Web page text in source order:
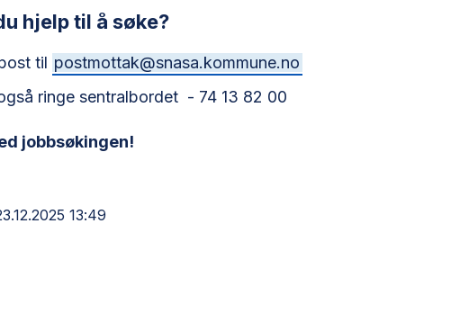
hjelp til å søke?
til postmottak@snasa.kommune.no
ringe sentralbordet - 74 13 82 00
jobbsøkingen!
13:49